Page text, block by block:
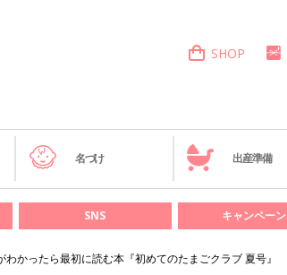
SHOP
名づけ 出産準備
SNS キャンペーン
かったら最初に読む本『初めてのたまごクラブ 夏号』